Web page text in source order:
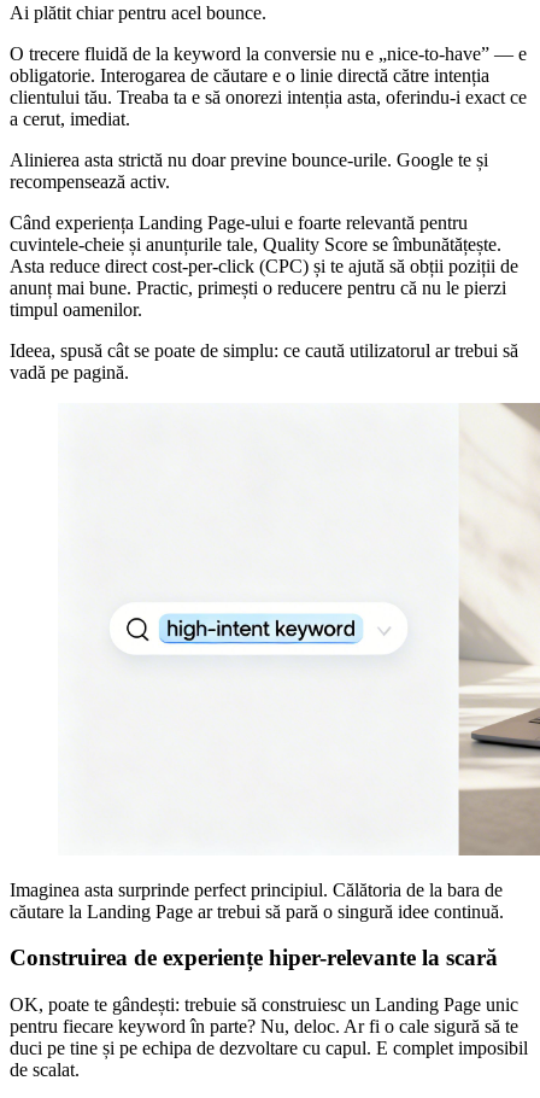
Ai plătit chiar pentru acel bounce.
O trecere fluidă de la keyword la conversie nu e „nice-to-have” — e
obligatorie. Interogarea de căutare e o linie directă către intenția
clientului tău. Treaba ta e să onorezi intenția asta, oferindu-i exact ce
a cerut, imediat.
Alinierea asta strictă nu doar previne bounce-urile. Google te și
recompensează activ.
Când experiența Landing Page-ului e foarte relevantă pentru
cuvintele-cheie și anunțurile tale, Quality Score se îmbunătățește.
Asta reduce direct cost-per-click (CPC) și te ajută să obții poziții de
anunț mai bune. Practic, primești o reducere pentru că nu le pierzi
timpul oamenilor.
Ideea, spusă cât se poate de simplu: ce caută utilizatorul ar trebui să
vadă pe pagină.
Imaginea asta surprinde perfect principiul. Călătoria de la bara de
căutare la Landing Page ar trebui să pară o singură idee continuă.
Construirea de experiențe hiper-relevante la scară
OK, poate te gândești: trebuie să construiesc un Landing Page unic
pentru fiecare keyword în parte? Nu, deloc. Ar fi o cale sigură să te
duci pe tine și pe echipa de dezvoltare cu capul. E complet imposibil
de scalat.